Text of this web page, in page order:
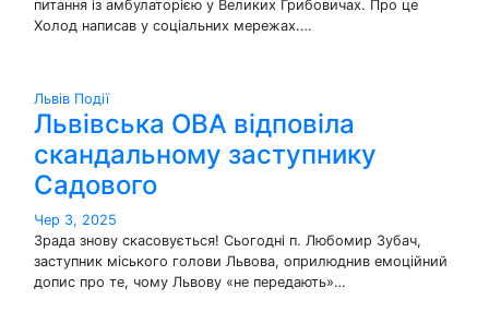
питання із амбулаторією у Великих Грибовичах. Про це
Холод написав у соціальних мережах.…
Львів Події
Львівська ОВА відповіла
скандальному заступнику
Садового
Чер 3, 2025
Зрада знову скасовується! Сьогодні п. Любомир Зубач,
заступник міського голови Львова, оприлюднив емоційний
допис про те, чому Львову «не передають»…